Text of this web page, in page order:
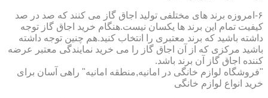
۶-امروزه برند های مختلفی تولید اجاق گاز می کنند که صد در صد
کیفیت تمام این برند ها یکسان نیست.هنگام خرید اجاق گاز توجه
داشته باشید که برند معتبری را انتخاب کنید.هم چنین توجه داشته
باشید مرکزی که از آن اجاق گاز را می خرید نمایندگی معتبر عرضه
کننده اجاق گاز آن برند باشد.
"فروشگاه لوازم خانگی در امانیه,منطقه امانیه" راهی آسان برای
خرید انواع لوازم خانگی